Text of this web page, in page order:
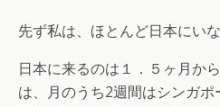
先ず私は、ほとんど日本にい
日本に来るのは１．５ヶ月か
は、月のうち2週間はシンガ